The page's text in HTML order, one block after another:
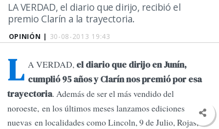
OPINIÓN | 30-08-2013 19:43
LA VERDAD, el diario que dirijo, recibió el
premio Clarín a la trayectoria.
L A VERDAD, el diario que dirijo en Junín,
cumplió 95 años y Clarín nos premió por esa
trayectoria. Además de ser el más vendido del
noroeste, en los últimos meses lanzamos ediciones
nuevas en localidades como Lincoln, 9 de Julio, Rojas,